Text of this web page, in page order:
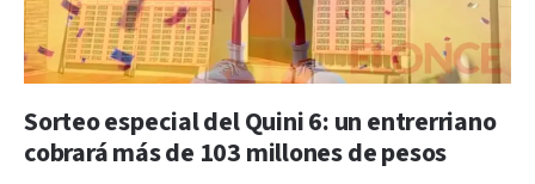
Sorteo especial del Quini 6: un entrerriano
cobrará más de 103 millones de pesos